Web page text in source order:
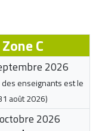
Zone C
2026
enseignants est le
août 2026)
2026